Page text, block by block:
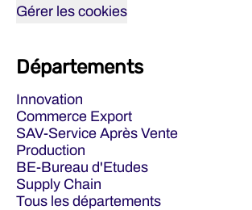
Gérer les cookies
Départements
Innovation
Commerce Export
SAV-Service Après Vente
Production
BE-Bureau d'Etudes
Supply Chain
Tous les départements